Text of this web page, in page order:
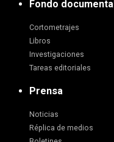
Fondo documental
Cortometrajes
Libros
Investigaciones
Tareas editoriales
Prensa
Noticias
Réplica de medios